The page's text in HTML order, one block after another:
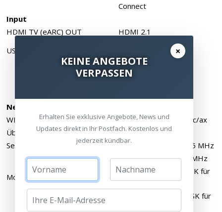
Connect
Input
HDMI TV (eARC) OUT
HDMI 2.1
USB
1 x USB (Typ A), zur
Stromversorgung
für Zubehör (externe
Netzwerk
WLAN
IEEE 802.11a/b/g/n/ac/ax
Übertragungssystem
2 x 2 MIMO
Sendefrequenzen
2.400 MHz bis 2.483,5 MHz
5.170 MHz bis 5.835 MHz
Modulation 2.4 GHz
CCK | DQPSK | DBPSK für
DSSS | 64QAM
16QAM | QPSK | BPSK für
×
KEINE ANGEBOTE
VERPASSEN
Erhalten Sie exklusive Angebote, News und
Updates direkt in Ihr Postfach. Kostenlos und
jederzeit kündbar.